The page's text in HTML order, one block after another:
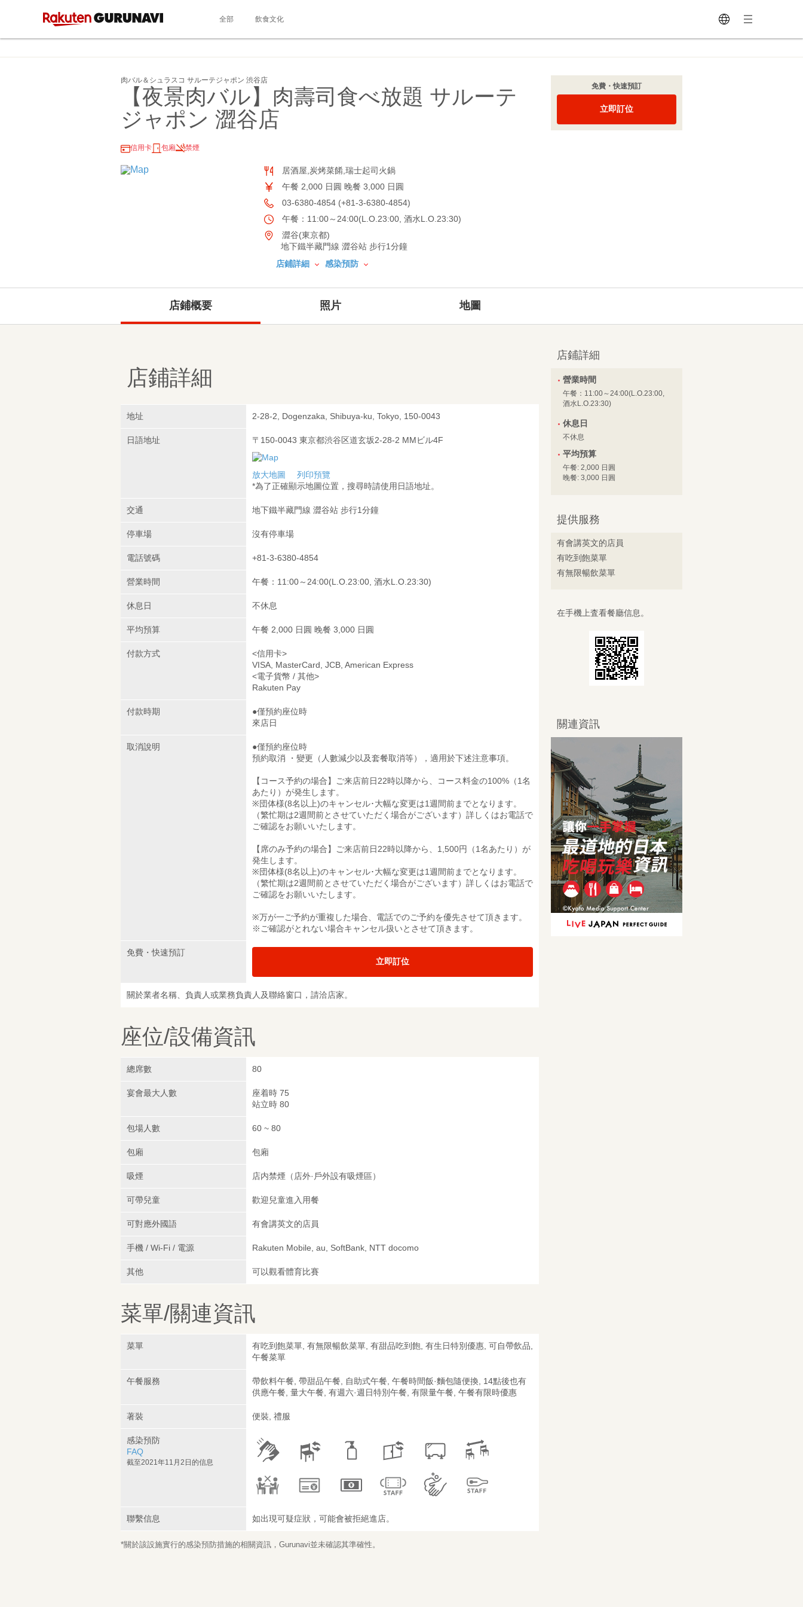
全部 飲食文化
肉バル＆シュラスコ サルーテジャポン 渋谷店
【夜景肉バル】肉壽司食べ放題 サルーテ
ジャポン 澀谷店
信用卡 包廂 禁煙
居酒屋,炭烤菜餚,瑞士起司火鍋
午餐 2,000 日圓 晚餐 3,000 日圓
03-6380-4854 (+81-3-6380-4854)
午餐：11:00～24:00(L.O.23:00, 酒水L.O.23:30)
澀谷(東京都)
地下鐵半藏門線 澀谷站 步行1分鐘
店鋪詳細
感染預防
免費・快速預訂
立即訂位
店鋪概要 照片 地圖
店鋪詳細
地址 2-28-2, Dogenzaka, Shibuya-ku, Tokyo, 150-0043
日語地址 〒150-0043 東京都渋谷区道玄坂2-28-2 MMビル4F
放大地圖
列印預覽
*為了正確顯示地圖位置，搜尋時請使用日語地址。
交通 地下鐵半藏門線 澀谷站 步行1分鐘
停車場 沒有停車場
電話號碼 +81-3-6380-4854
營業時間 午餐：11:00～24:00(L.O.23:00, 酒水L.O.23:30)
休息日 不休息
平均預算 午餐 2,000 日圓 晚餐 3,000 日圓
付款方式
<信用卡>
VISA, MasterCard, JCB, American Express
<電子貨幣 / 其他>
Rakuten Pay
付款時期
●僅預約座位時
來店日
取消說明
●僅預約座位時
預約取消 ・變更（人數減少以及套餐取消等），適用於下述注意事項。
【コース予約の場合】ご来店前日22時以降から、コース料金の100%（1名
あたり）が発生します。
※団体様(8名以上)のキャンセル･大幅な変更は1週間前までとなります。
（繁忙期は2週間前とさせていただく場合がございます）詳しくはお電話で
ご確認をお願いいたします。
【席のみ予約の場合】ご来店前日22時以降から、1,500円（1名あたり）が
発生します。
※団体様(8名以上)のキャンセル･大幅な変更は1週間前までとなります。
（繁忙期は2週間前とさせていただく場合がございます）詳しくはお電話で
ご確認をお願いいたします。
※万が一ご予約が重複した場合、電話でのご予約を優先させて頂きます。
※ご確認がとれない場合キャンセル扱いとさせて頂きます。
免費・快速預訂
立即訂位
關於業者名稱、負責人或業務負責人及聯絡窗口，請洽店家。
座位/設備資訊
總席數 80
宴會最大人數
座着時 75
站立時 80
包場人數 60 ~ 80
包廂 包廂
吸煙 店内禁煙（店外·戶外設有吸煙區）
可帶兒童 歡迎兒童進入用餐
可對應外國語 有會講英文的店員
手機 / Wi-Fi / 電源 Rakuten Mobile, au, SoftBank, NTT docomo
其他 可以觀看體育比賽
菜單/關連資訊
菜單
有吃到飽菜單, 有無限暢飲菜單, 有甜品吃到飽, 有生日特別優惠, 可自帶飲品,
午餐菜單
午餐服務
帶飲料午餐, 帶甜品午餐, 自助式午餐, 午餐時間飯·麵包隨便換, 14點後也有
供應午餐, 量大午餐, 有週六·週日特別午餐, 有限量午餐, 午餐有限時優惠
著裝 便裝, 禮服
感染預防
FAQ
截至2021年11月2日的信息
聯繫信息 如出現可疑症狀，可能會被拒絕進店。
*關於該設施實行的感染預防措施的相關資訊，Gurunavi並未確認其準確性。
店鋪詳細
營業時間
午餐：11:00～24:00(L.O.23:00,
酒水L.O.23:30)
休息日
不休息
平均預算
午餐: 2,000 日圓
晚餐: 3,000 日圓
提供服務
有會講英文的店員
有吃到飽菜單
有無限暢飲菜單
在手機上査看餐廳信息。
關連資訊